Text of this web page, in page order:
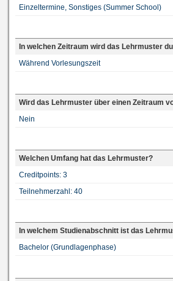
Einzeltermine, Sonstiges (Summer School)
In welchen Zeitraum wird das Lehrmuster
Während Vorlesungszeit
Wird das Lehrmuster über einen Zeitraum
Nein
Welchen Umfang hat das Lehrmuster?
Creditpoints: 3
Teilnehmerzahl: 40
In welchem Studienabschnitt ist das
Bachelor (Grundlagenphase)